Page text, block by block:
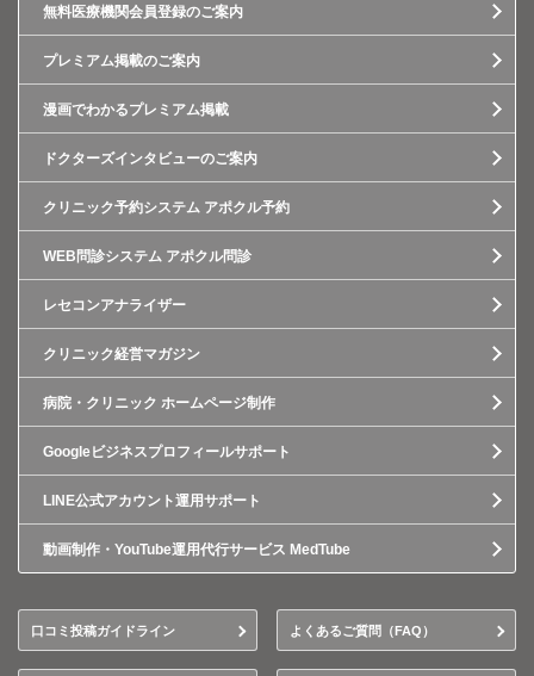
無料医療機関会員登録のご案内
プレミアム掲載のご案内
漫画でわかるプレミアム掲載
ドクターズインタビューのご案内
クリニック予約システム アポクル予約
WEB問診システム アポクル問診
レセコンアナライザー
クリニック経営マガジン
病院・クリニック ホームページ制作
Googleビジネスプロフィールサポート
LINE公式アカウント運用サポート
動画制作・YouTube運用代行サービス MedTube
口コミ投稿ガイドライン よくあるご質問（FAQ）